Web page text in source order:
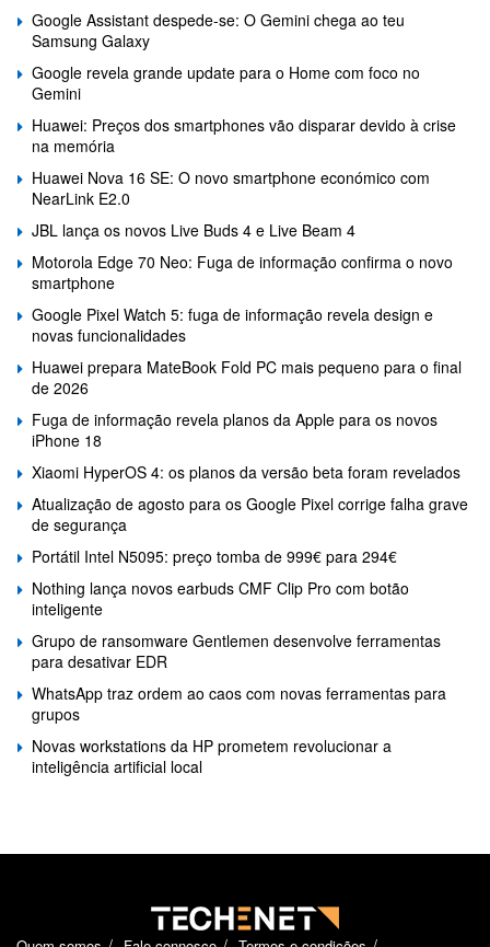
Google Assistant despede-se: O Gemini chega ao teu
Samsung Galaxy
Google revela grande update para o Home com foco no
Gemini
Huawei: Preços dos smartphones vão disparar devido à crise
na memória
Huawei Nova 16 SE: O novo smartphone económico com
NearLink E2.0
JBL lança os novos Live Buds 4 e Live Beam 4
Motorola Edge 70 Neo: Fuga de informação confirma o novo
smartphone
Google Pixel Watch 5: fuga de informação revela design e
novas funcionalidades
Huawei prepara MateBook Fold PC mais pequeno para o final
de 2026
Fuga de informação revela planos da Apple para os novos
iPhone 18
Xiaomi HyperOS 4: os planos da versão beta foram revelados
Atualização de agosto para os Google Pixel corrige falha grave
de segurança
Portátil Intel N5095: preço tomba de 999€ para 294€
Nothing lança novos earbuds CMF Clip Pro com botão
inteligente
Grupo de ransomware Gentlemen desenvolve ferramentas
para desativar EDR
WhatsApp traz ordem ao caos com novas ferramentas para
grupos
Novas workstations da HP prometem revolucionar a
inteligência artificial local